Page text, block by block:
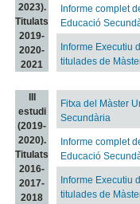
2023).
Titulats
2019-
2020-
2021
Informe complet
Educació
Informe Executiu
titulades de
III
estudi
(2019-
2020).
Titulats
2016-
2017-
2018
Fitxa del Màster
Secundària
Informe complet
Educació
Informe Executiu
titulades de